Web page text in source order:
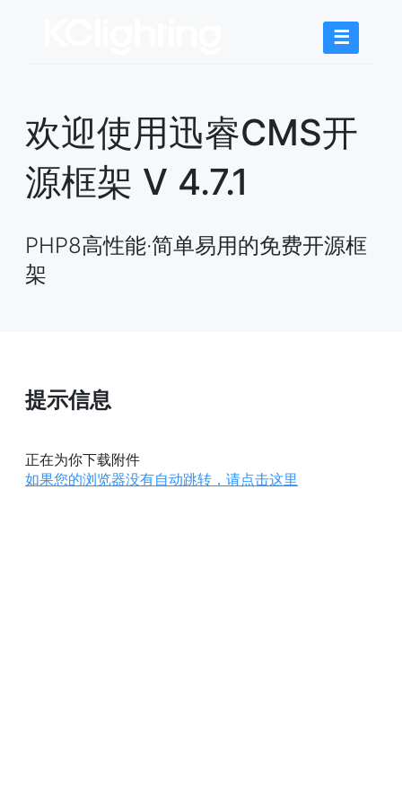
☰
欢迎使用迅睿CMS开
源框架 V 4.7.1
PHP8高性能·简单易用的免费开源框
架
提示信息
正在为你下载附件
如果您的浏览器没有自动跳转，请点击这里